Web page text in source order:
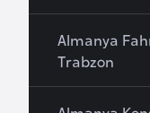
Almanya
Trabzon
B
a
h
r